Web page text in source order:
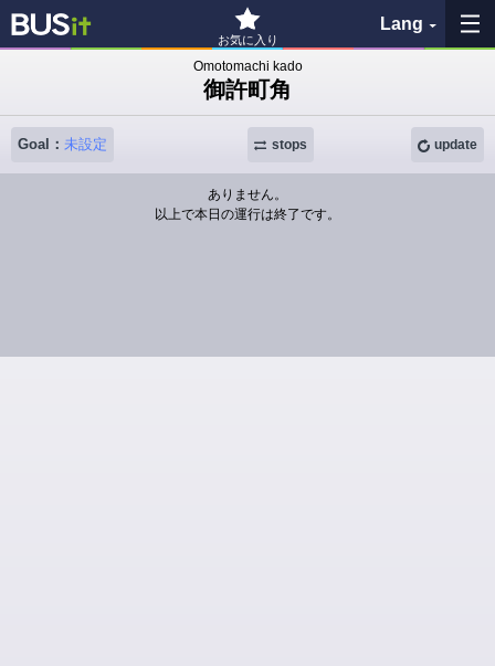
お気に入り
Lang
My Favorites
History
See the map
Omotomachi kado
御許町角
Goal： 未設定 update
stops
ありません。
以上で本日の運行は終了です。